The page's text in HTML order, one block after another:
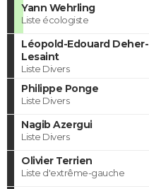
Yann Wehrling
Liste écologiste
Léopold-Edouard Deher-
Lesaint
Liste Divers
Philippe Ponge
Liste Divers
Nagib Azergui
Liste Divers
Olivier Terrien
Liste d'extrême-gauche